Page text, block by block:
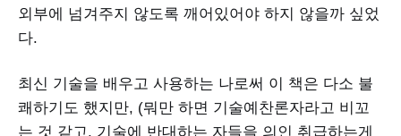
외부에 넘겨주지 않도록 깨어있어야 하지 않을까 싶었
다.
최신 기술을 배우고 사용하는 나로써 이 책은 다소 불
쾌하기도 했지만, (뭐만 하면 기술예찬론자라고 비꼬
는 것 같고, 기술에 반대하는 자들을 의인 취급하는게